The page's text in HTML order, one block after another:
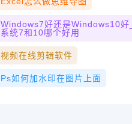
Windows7好还是windows10好
系统7和10哪个好用
视频在线剪辑软件
Ps如何加水印在图片上面